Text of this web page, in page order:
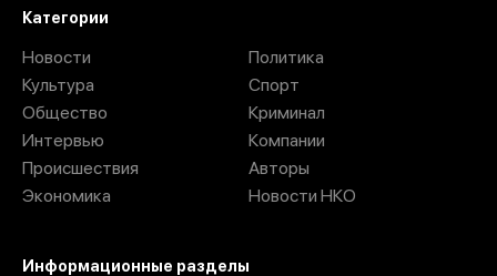
Категории
Новости
Культура
Общество
Интервью
Происшествия
Экономика
Политика
Спорт
Криминал
Компании
Авторы
Новости НКО
Информационные разделы